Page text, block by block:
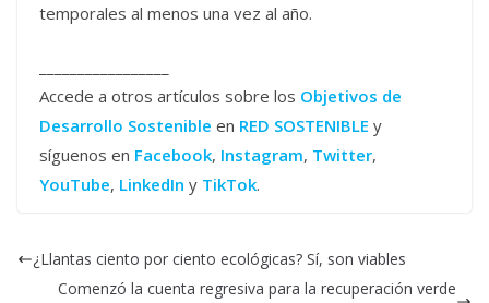
temporales al menos una vez al año.
Accede a otros artículos sobre los Objetivos de
Desarrollo Sostenible en RED SOSTENIBLE y
síguenos en Facebook, Instagram, Twitter,
YouTube, LinkedIn y TikTok.
¿Llantas ciento por ciento ecológicas? Sí, son viables
Comenzó la cuenta regresiva para la recuperación verde